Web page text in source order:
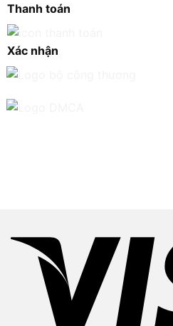
Thanh toán
Xác nhận